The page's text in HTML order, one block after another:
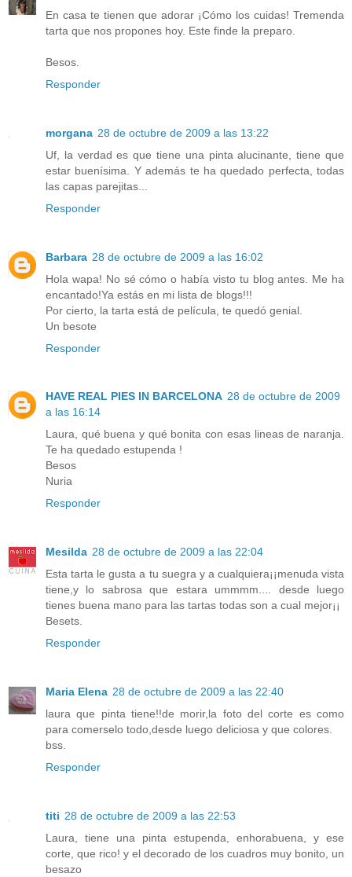
En casa te tienen que adorar ¡Cómo los cuidas! Tremenda
tarta que nos propones hoy. Este finde la preparo.
Besos.
Responder
morgana 28 de octubre de 2009 a las 13:22
Uf, la verdad es que tiene una pinta alucinante, tiene que
estar buenísima. Y además te ha quedado perfecta, todas
las capas parejitas...
Responder
Barbara 28 de octubre de 2009 a las 16:02
Hola wapa! No sé cómo o había visto tu blog antes. Me ha
encantado!Ya estás en mi lista de blogs!!!
Por cierto, la tarta está de película, te quedó genial.
Un besote
Responder
HAVE REAL PIES IN BARCELONA 28 de octubre de 2009
a las 16:14
Laura, qué buena y qué bonita con esas lineas de naranja.
Te ha quedado estupenda !
Besos
Nuria
Responder
Mesilda 28 de octubre de 2009 a las 22:04
Esta tarta le gusta a tu suegra y a cualquiera¡¡menuda vista
tiene,y lo sabrosa que estara ummmm.... desde luego
tienes buena mano para las tartas todas son a cual mejor¡¡
Besets.
Responder
Maria Elena 28 de octubre de 2009 a las 22:40
laura que pinta tiene!!de morir,la foto del corte es como
para comerselo todo,desde luego deliciosa y que colores.
bss.
Responder
titi 28 de octubre de 2009 a las 22:53
Laura, tiene una pinta estupenda, enhorabuena, y ese
corte, que rico! y el decorado de los cuadros muy bonito, un
besazo